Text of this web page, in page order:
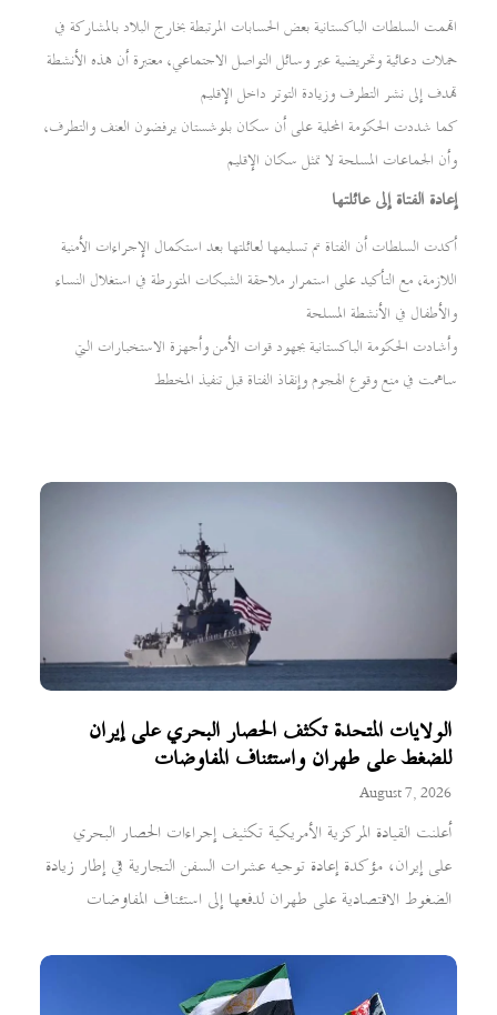
الولايات المتحدة تكثف الحصار البحري على إيران
للضغط على طهران واستئناف المفاوضات
August 7, 2026
أعلنت القيادة المركزية الأمريكية تكثيف إجراءات الحصار البحري
على إيران، مؤكدة إعادة توجيه عشرات السفن التجارية في إطار زيادة
الضغوط الاقتصادية على طهران لدفعها إلى استئناف المفاوضات
اتهمت السلطات الباكستانية بعض الحسابات المرتبطة بخارج البلاد بالمشاركة في
حملات دعائية وتحريضية عبر وسائل التواصل الاجتماعي، معتبرة أن هذه الأنشطة
تهدف إلى نشر التطرف وزيادة التوتر داخل الإقليم
كما شددت الحكومة المحلية على أن سكان بلوشستان يرفضون العنف والتطرف،
وأن الجماعات المسلحة لا تمثل سكان الإقليم
إعادة الفتاة إلى عائلتها
أكدت السلطات أن الفتاة تم تسليمها لعائلتها بعد استكمال الإجراءات الأمنية
اللازمة، مع التأكيد على استمرار ملاحقة الشبكات المتورطة في استغلال النساء
والأطفال في الأنشطة المسلحة
وأشادت الحكومة الباكستانية بجهود قوات الأمن وأجهزة الاستخبارات التي
ساهمت في منع وقوع الهجوم وإنقاذ الفتاة قبل تنفيذ المخطط